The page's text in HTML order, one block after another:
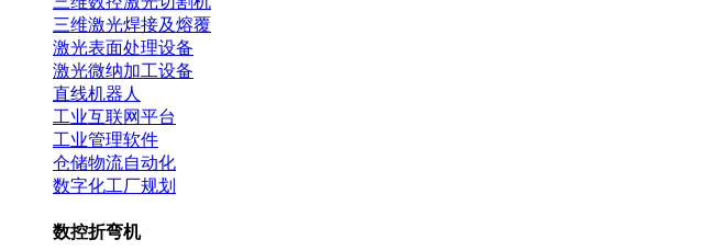
三维激光焊接及熔覆
激光表面处理设备
激光微纳加工设备
直线机器人
工业互联网平台
工业管理软件
仓储物流自动化
数字化工厂规划
数控折弯机